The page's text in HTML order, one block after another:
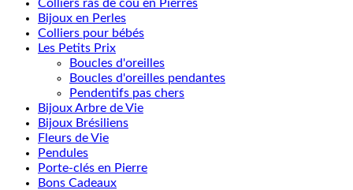
Colliers ras de cou en Pierres
Bijoux en Perles
Colliers pour bébés
Les Petits Prix
Boucles d'oreilles
Boucles d'oreilles pendantes
Pendentifs pas chers
Bijoux Arbre de Vie
Bijoux Brésiliens
Fleurs de Vie
Pendules
Porte-clés en Pierre
Bons Cadeaux